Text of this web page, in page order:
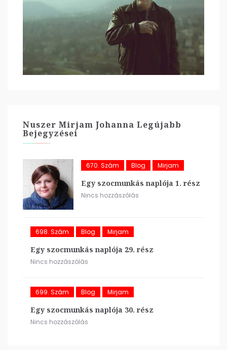
Nuszer Mirjam Johanna Legújabb
Bejegyzései
670. Szám Blog Mirjam
Egy szocmunkás naplója 1. rész
Nincs hozzászólás
698. Szám Blog Mirjam
Egy szocmunkás naplója 29. rész
Nincs hozzászólás
699. Szám Blog Mirjam
Egy szocmunkás naplója 30. rész
Nincs hozzászólás